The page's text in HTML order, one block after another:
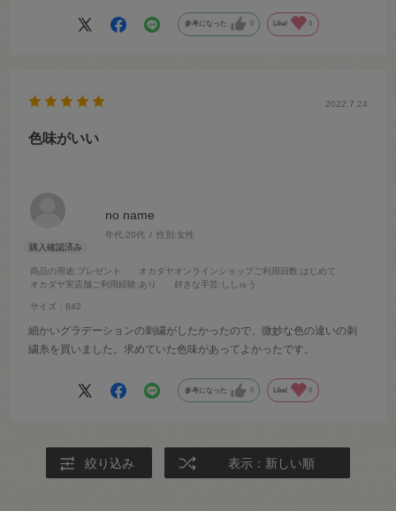
参考になった 0 Like! 0
no name
年代:20代 性別:女性
商品の用途:プレゼント オカダヤオンラインショップご利用回数:はじめて
オカダヤ実店舗ご利用経験:あり 好きな手芸:ししゅう
サイズ：842
2022.7.24
色味がいい
細かいグラデーションの刺繍がしたかったので、微妙な色の違いの刺
繍糸を買いました。求めていた色味があってよかったです。
参考になった 0 Like! 0
絞り込み 表示：新しい順